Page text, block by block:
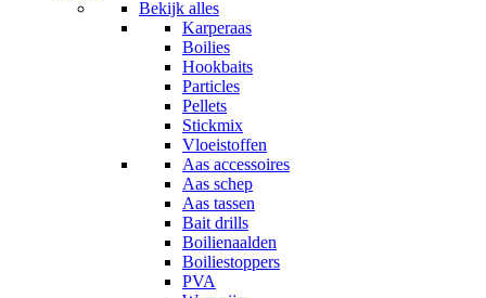
Bekijk alles
Karperaas
Boilies
Hookbaits
Particles
Pellets
Stickmix
Vloeistoffen
Aas accessoires
Aas schep
Aas tassen
Bait drills
Boilienaalden
Boiliestoppers
PVA